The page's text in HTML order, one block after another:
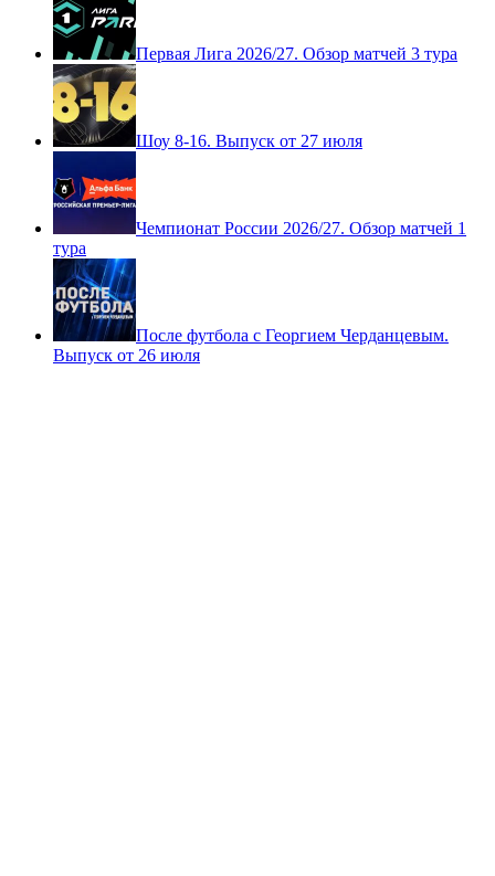
Первая Лига 2026/27. Обзор матчей 3 тура
Шоу 8-16. Выпуск от 27 июля
Чемпионат России 2026/27. Обзор матчей 1
тура
После футбола с Георгием Черданцевым.
Выпуск от 26 июля